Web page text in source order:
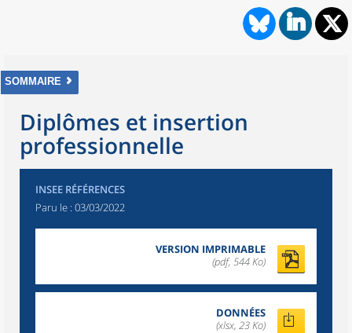
SOMMAIRE
Diplômes et insertion
professionnelle
INSEE RÉFÉRENCES
Paru le : 03/03/2022
VERSION IMPRIMABLE
(pdf, 544 Ko)
DONNÉES
(xlsx, 23 Ko)